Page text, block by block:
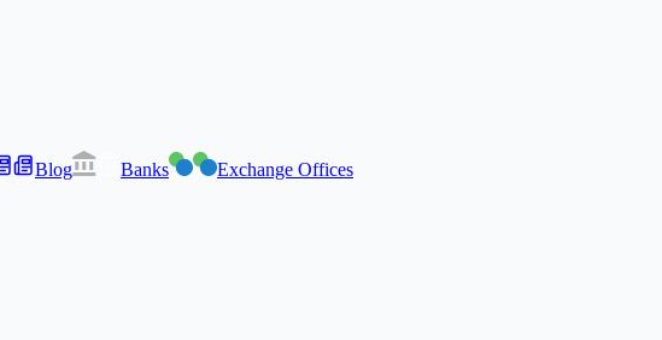
Blog Banks Exchange Offices